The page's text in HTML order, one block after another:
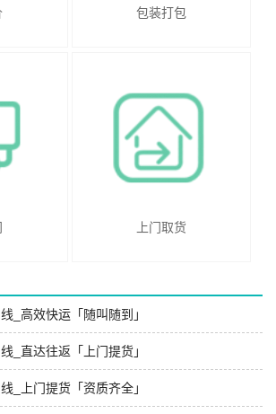
包装打包
上门取货
_高效快运「随叫随到」
_直达往返「上门提货」
_上门提货「资质齐全」